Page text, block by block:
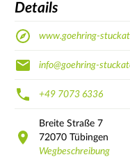
Details
www.goehring-
info@goehring-
+49 7073 6336
Breite Straße 7
72070 Tübingen
Wegbeschreibung